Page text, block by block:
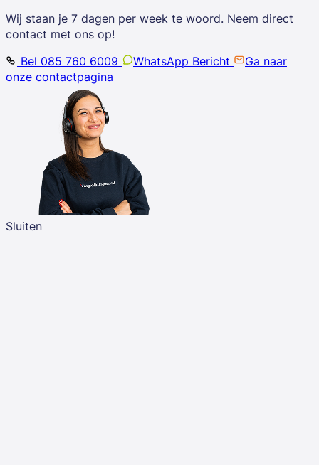
Wij staan je 7 dagen per week te woord. Neem direct
contact met ons op!
Bel 085 760 6009
WhatsApp Bericht
Ga naar
onze contactpagina
Sluiten